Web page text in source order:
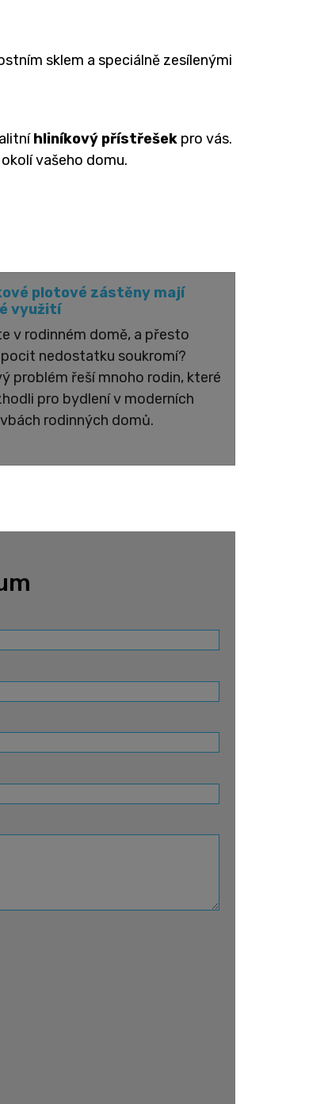
sklem a speciálně zesílenými
hliníkový přístřešek pro vás.
vašeho domu.
plotové zástěny mají
využití
v rodinném domě, a přesto
nedostatku soukromí?
problém řeší mnoho rodin, které
pro bydlení v moderních
rodinných domů.